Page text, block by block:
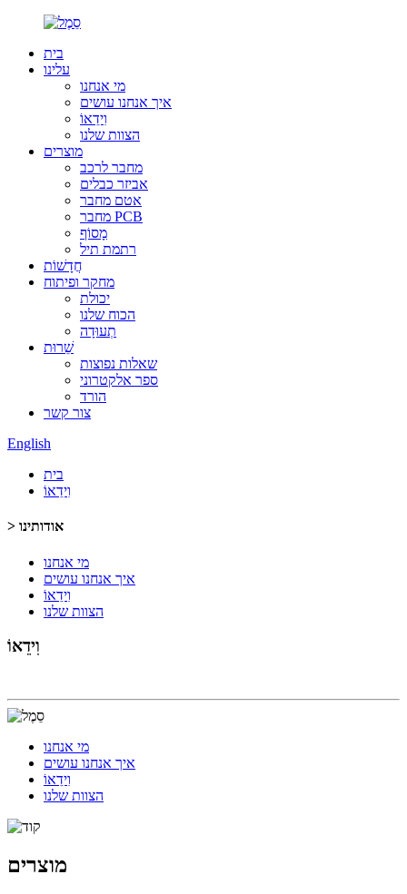
בית
עלינו
מי אנחנו
איך אנחנו עושים
וִידֵאוֹ
הצוות שלנו
מוצרים
מחבר לרכב
אביזר כבלים
אטם מחבר
מחבר PCB
מָסוֹף
רתמת תיל
חֲדָשׁוֹת
מחקר ופיתוח
יכולת
הכוח שלנו
תְעוּדָה
שֵׁרוּת
שאלות נפוצות
ספר אלקטרוני
הורד
צור קשר
English
בית
וִידֵאוֹ
> אודותינו
מי אנחנו
איך אנחנו עושים
וִידֵאוֹ
הצוות שלנו
וִידֵאוֹ
מי אנחנו
איך אנחנו עושים
וִידֵאוֹ
הצוות שלנו
מוצרים